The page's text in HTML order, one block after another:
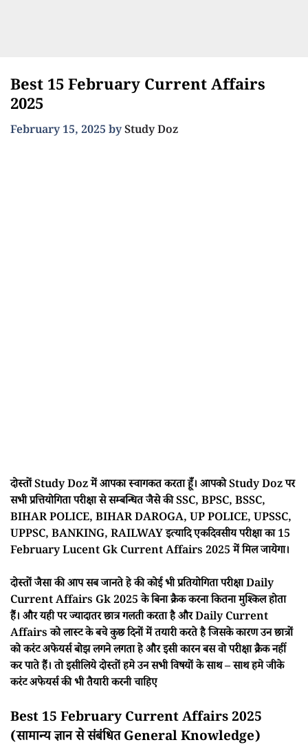
Best 15 February Current Affairs
2025
February 15, 2025 byStudy Doz
दोस्तों Study Doz में आपका स्वागकत करता हूँ। आपको Study Doz पर
सभी प्रत्तियोगिता परीक्षा से सम्बन्धित जैसे की SSC, BPSC, BSSC,
BIHAR POLICE, BIHAR DAROGA, UP POLICE, UPSSC,
UPPSC, BANKING, RAILWAY इत्यादि एकदिवसीय परीक्षा का 15
February Lucent Gk Current Affairs 2025 में मिल जायेगा।
दोस्तों जैसा की आप सब जानते हे की कोई भी प्रतियोगिता परीक्षा Daily
Current Affairs Gk 2025 के बिना क्रैक करना कितना मुश्किल होता
हैं। और यही पर ज्यादातर छात्र गलती करता है और Daily Current
Affairs को लास्ट के बचे कुछ दिनों में तयारी करते है जिसके कारण उन छात्रों
को करंट अफेयर्स बोझ लगने लगता हे और इसी कारन बस वो परीक्षा क्रैक नहीं
कर पाते हैं। तो इसीलिये दोस्तों हमे उन सभी विषयों के साथ – साथ हमे जीके
करंट अफेयर्स की भी तैयारी करनी चाहिए
Best 15 February Current Affairs 2025
(सामान्य ज्ञान से संबंधित General Knowledge)